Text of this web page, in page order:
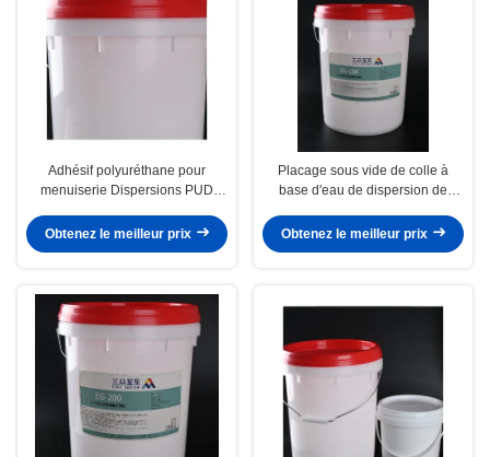
Adhésif polyuréthane pour
menuiserie Dispersions PUD
vide
Obtenez le meilleur prix
Placage sous vide de colle à
base d'eau de dispersion de
film de PVC
Obtenez le meilleur prix